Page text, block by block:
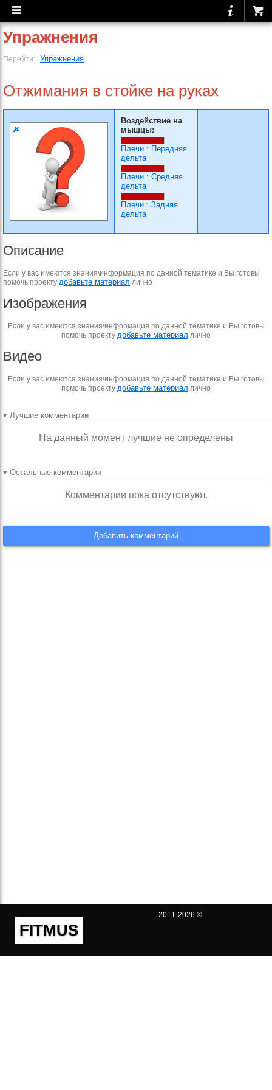
Упражнения
Перейти: Упражнения
Отжимания в стойке на руках
Воздействие на
мышцы:
Плечи : Передняя
дельта
Плечи : Средняя
дельта
Плечи : Задняя
дельта
Описание
Если у вас имеются знания\информация по данной тематике и Вы готовы
помочь проекту добавьте материал лично
Изображения
Если у вас имеются знания\информация по данной тематике и Вы готовы
помочь проекту добавьте материал лично
Видео
Если у вас имеются знания\информация по данной тематике и Вы готовы
помочь проекту добавьте материал лично
▾ Лучшие комментарии
На данный момент лучшие не определены
▾ Остальные комментарии
Комментарии пока отсутствуют.
Добавить комментарий
FITMUS
2011-2026 ©